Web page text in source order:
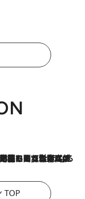
いている」ホルムズ海峡封鎖による影響はいつまで続く？《エネルギー専門家に聞く“どうなる日本の暮らし”》
TOP